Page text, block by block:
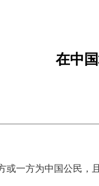
在中
一方为中国公民，